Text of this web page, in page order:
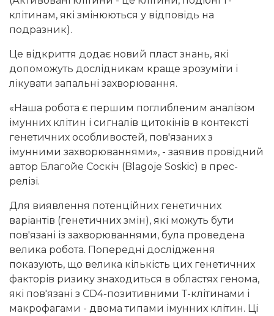
клітинам, які змінюються у відповідь на
подразник).
Це відкриття додає новий пласт знань, які
допоможуть дослідникам краще зрозуміти і
лікувати запальні захворювання.
«Наша робота є першим поглибленим аналізом
імунних клітин і сигналів цитокінів в контексті
генетичних особливостей, пов'язаних з
імунними захворюваннями», - заявив провідний
автор Благойе Соскіч (Blagoje Soskic) в прес-
релізі.
Для виявлення потенційних генетичних
варіантів (генетичних змін), які можуть бути
пов'язані із захворюваннями, була проведена
велика робота. Попередні дослідження
показують, що велика кількість цих генетичних
факторів ризику знаходиться в областях генома,
які пов'язані з CD4-позитивними Т-клітинами і
макрофагами - двома типами імунних клітин. Ці